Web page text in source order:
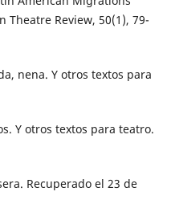
Theatre Review, 50(1), 79-
nena. Y otros textos para
Y otros textos para teatro.
Recuperado el 23 de